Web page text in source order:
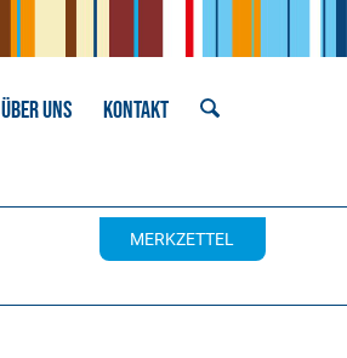
ÜBER UNS KONTAKT
MERKZETTEL